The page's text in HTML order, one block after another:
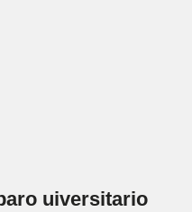
uiversitario